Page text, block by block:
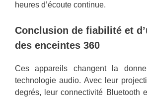
heures d’écoute continue.
Conclusion de fiabilité et
des enceintes 360
Ces appareils changent la
technologie audio. Avec leur
degrés, leur connectivité Bluetooth